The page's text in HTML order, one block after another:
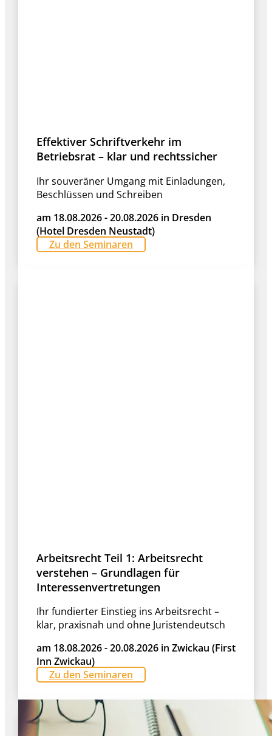
Effektiver Schriftverkehr im
Betriebsrat – klar und rechtssicher
Ihr souveräner Umgang mit Einladungen,
Beschlüssen und Schreiben
am 18.08.2026 - 20.08.2026 in Dresden
(Hotel Dresden Neustadt)
Zu den Seminaren
Arbeitsrecht Teil 1: Arbeitsrecht
verstehen – Grundlagen für
Interessenvertretungen
Ihr fundierter Einstieg ins Arbeitsrecht –
klar, praxisnah und ohne Juristendeutsch
am 18.08.2026 - 20.08.2026 in Zwickau (First
Inn Zwickau)
Zu den Seminaren